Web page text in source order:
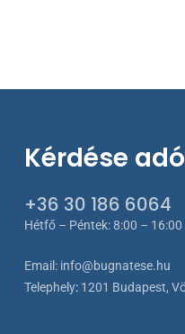
Kérdése
+36 30 186 6064
Hétfő – Péntek: 8:00 – 16:00
Email: info@bugnatese.hu
Telephely: 1201 Budapest,